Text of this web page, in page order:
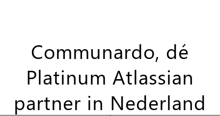
Communardo, dé
Platinum Atlassian
partner in Nederland